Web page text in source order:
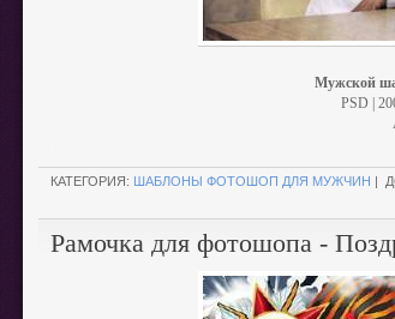
Мужской
PSD |
КАТЕГОРИЯ: ШАБЛОНЫ ФОТОШОП ДЛЯ МУЖЧИН |
Рамочка для фотошопа -